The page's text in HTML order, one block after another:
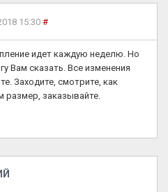
15:30#
идет каждую неделю. Но
Вам сказать. Все изменения
Заходите, смотрите, как
размер, заказывайте.